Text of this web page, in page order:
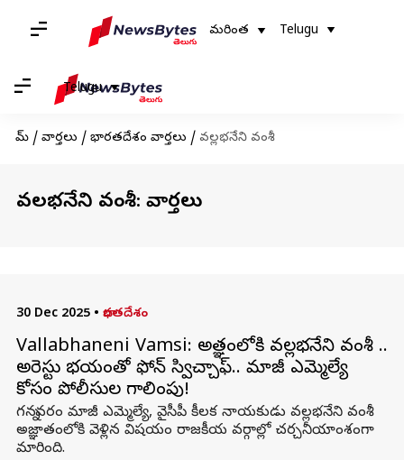
మరింత Telugu
Telugu
హోమ్ / వార్తలు / భారతదేశం వార్తలు / వల్లభనేని వంశీ
వల్లభనేని వంశీ: వార్తలు
30 Dec 2025 • భారతదేశం
Vallabhaneni Vamsi: అజ్ఞాతంలోకి వల్లభనేని వంశీ ..
అరెస్టు భయంతో ఫోన్ స్విచ్చాఫ్.. మాజీ ఎమ్మెల్యే
కోసం పోలీసుల గాలింపు!
గన్నవరం మాజీ ఎమ్మెల్యే, వైసీపీ కీలక నాయకుడు వల్లభనేని వంశీ
అజ్ఞాతంలోకి వెళ్లిన విషయం రాజకీయ వర్గాల్లో చర్చనీయాంశంగా
మారింది.